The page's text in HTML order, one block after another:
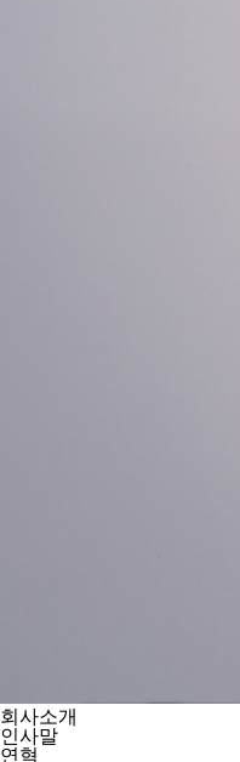
회사소개
인사말
연혁